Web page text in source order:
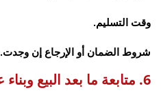
وقت التسليم.
شروط الضمان أو الإرجاع إن وجدت.
6. متابعة ما بعد البيع وبناء علاقات طويلة الأمد